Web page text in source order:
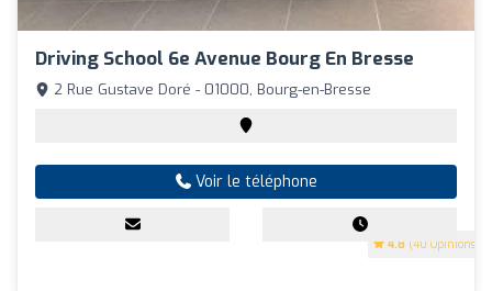
Driving School 6e Avenue Bourg En Bresse
4.8 (40 Opinions)
2 Rue Gustave Doré - 01000, Bourg-en-Bresse
Voir le téléphone